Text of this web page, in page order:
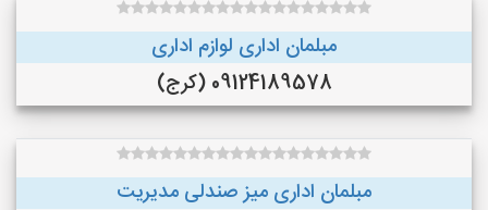
مبلمان اداری لوازم اداری
09124189578 (کرج)
مبلمان اداری میز صندلی مدیریت